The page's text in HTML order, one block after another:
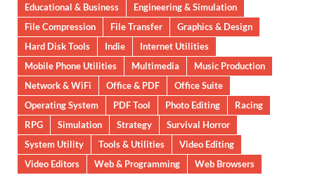
Educational & Business
Engineering & Simulation
File Compression
File Transfer
Graphics & Design
Hard Disk Tools
Indie
Internet Utilities
Mobile Phone Utilities
Multimedia
Music Production
Network & WiFi
Office & PDF
Office Suite
Operating System
PDF Tool Photo Editing
Racing
RPG
Simulation Strategy
Survival Horror
System Utility
Tools & Utilities
Video Editing
Video Editors
Web & Programming Web Browsers